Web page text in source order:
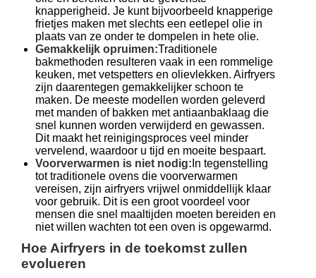
knapperigheid. Je kunt bijvoorbeeld knapperige
frietjes maken met slechts een eetlepel olie in
plaats van ze onder te dompelen in hete olie.
Gemakkelijk opruimen:Traditionele
bakmethoden resulteren vaak in een rommelige
keuken, met vetspetters en olievlekken. Airfryers
zijn daarentegen gemakkelijker schoon te
maken. De meeste modellen worden geleverd
met manden of bakken met antiaanbaklaag die
snel kunnen worden verwijderd en gewassen.
Dit maakt het reinigingsproces veel minder
vervelend, waardoor u tijd en moeite bespaart.
Voorverwarmen is niet nodig: In tegenstelling
tot traditionele ovens die voorverwarmen
vereisen, zijn airfryers vrijwel onmiddellijk klaar
voor gebruik. Dit is een groot voordeel voor
mensen die snel maaltijden moeten bereiden en
niet willen wachten tot een oven is opgewarmd.
Hoe Airfryers in de toekomst zullen
evolueren